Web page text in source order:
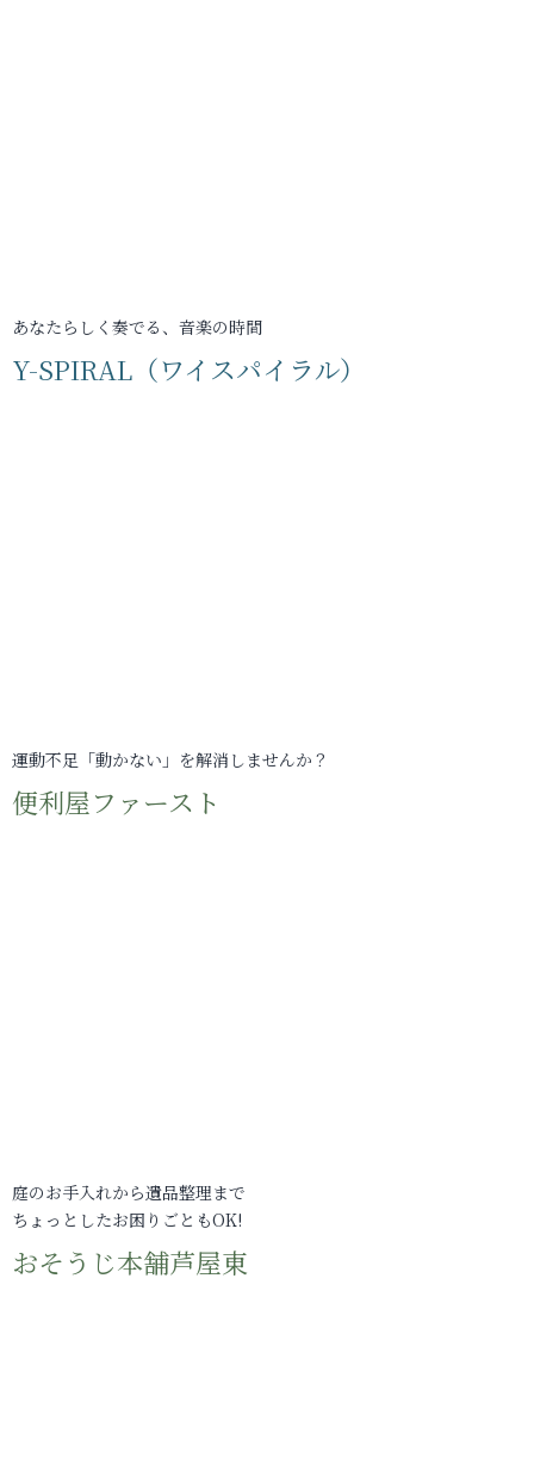
あなたらしく奏でる、音楽の時間
Y-SPIRAL（ワイスパイラル）
運動不足「動かない」を解消しませんか？
便利屋ファースト
庭のお手入れから遺品整理まで
ちょっとしたお困りごともOK!
おそうじ本舗芦屋東